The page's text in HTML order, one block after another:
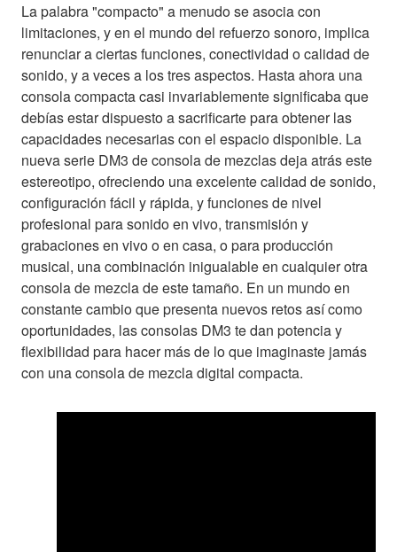
La palabra "compacto" a menudo se asocia con
limitaciones, y en el mundo del refuerzo sonoro, implica
renunciar a ciertas funciones, conectividad o calidad de
sonido, y a veces a los tres aspectos. Hasta ahora una
consola compacta casi invariablemente significaba que
debías estar dispuesto a sacrificarte para obtener las
capacidades necesarias con el espacio disponible. La
nueva serie DM3 de consola de mezclas deja atrás este
estereotipo, ofreciendo una excelente calidad de sonido,
configuración fácil y rápida, y funciones de nivel
profesional para sonido en vivo, transmisión y
grabaciones en vivo o en casa, o para producción
musical, una combinación inigualable en cualquier otra
consola de mezcla de este tamaño. En un mundo en
constante cambio que presenta nuevos retos así como
oportunidades, las consolas DM3 te dan potencia y
flexibilidad para hacer más de lo que imaginaste jamás
con una consola de mezcla digital compacta.